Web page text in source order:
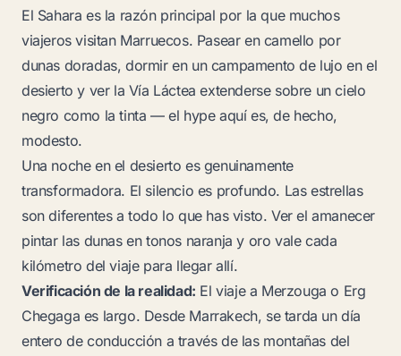
El Sahara es la razón principal por la que muchos
viajeros visitan Marruecos. Pasear en camello por
dunas doradas, dormir en un campamento de lujo en el
desierto y ver la Vía Láctea extenderse sobre un cielo
negro como la tinta — el hype aquí es, de hecho,
modesto.
Una noche en el desierto es genuinamente
transformadora. El silencio es profundo. Las estrellas
son diferentes a todo lo que has visto. Ver el amanecer
pintar las dunas en tonos naranja y oro vale cada
kilómetro del viaje para llegar allí.
Verificación de la realidad: El viaje a Merzouga o Erg
Chegaga es largo. Desde Marrakech, se tarda un día
entero de conducción a través de las montañas del